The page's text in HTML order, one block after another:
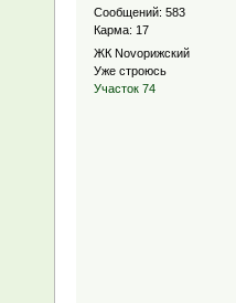
Сообщений: 583
Карма: 17
ЖК Novoрижский
Уже строюсь
Участок 74